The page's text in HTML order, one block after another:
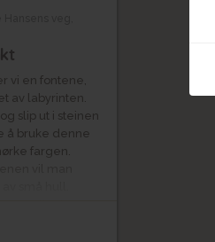
vi en fontene,
av labyrinten.
slip ut i steinen
å bruke denne
fargen.
Når det blir